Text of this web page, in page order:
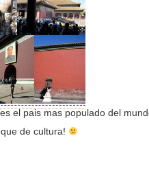
el pais mas populado del
de cultura!